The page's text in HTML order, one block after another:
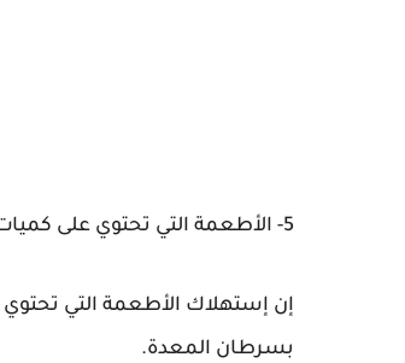
5- الأطعمة التي تحتوي على كميات كبيرة من الملح
إن إستهلاك الأطعمة التي
بسرطان المعدة.